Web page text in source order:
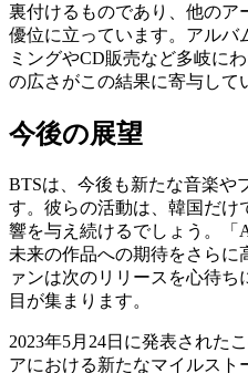
裏付けるものであり、他のア
優位に立っています。アルバ
ミングやCD販売など多岐に
の広さがこの結果に寄与して
今後の展望
BTSは、今後も新たな音楽や
す。彼らの活動は、韓国だけ
響を与え続けるでしょう。
未来の作品への期待をさらに
ァンは次のリリースを心待
目が集まります。
2023年5月24日に発表された
アにおける新たなマイルスト